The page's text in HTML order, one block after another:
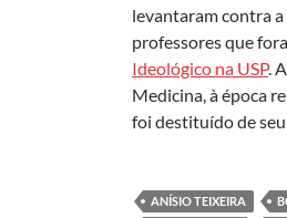
levantaram contra
professores que
Ideológico na USP. A
Medicina, à época
foi destituído de
ANÍSIO TEIXEIRA